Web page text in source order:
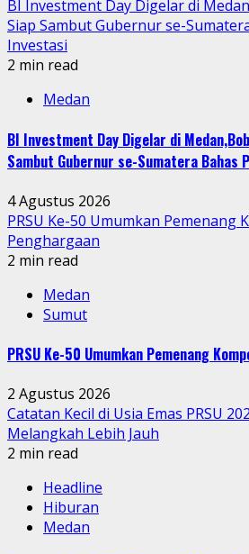
BI Investment Day Digelar di
Siap Sambut Gubernur se-
Investasi
2 min read
Medan
BI Investment Day Digelar di
Sambut Gubernur se-Sumatera Bahas
4 Agustus 2026
PRSU Ke-50 Umumkan Pemenang
Penghargaan
2 min read
Medan
Sumut
PRSU Ke-50 Umumkan Pemenang
2 Agustus 2026
Catatan Kecil di Usia Emas PRSU
Melangkah Lebih Jauh
2 min read
Headline
Hiburan
Medan